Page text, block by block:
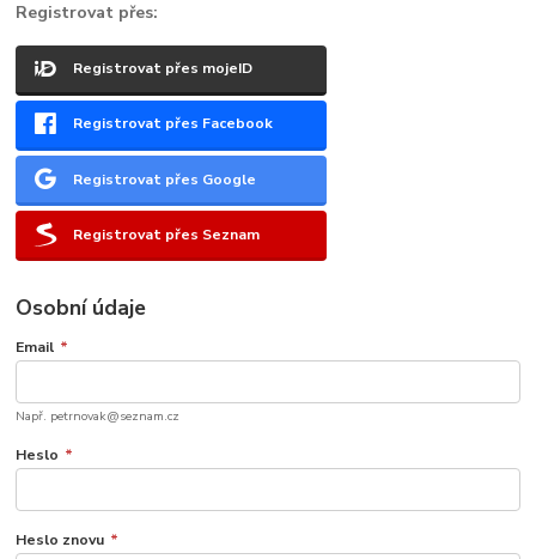
Registrovat přes:
Registrovat přes mojeID
Registrovat přes Facebook
Registrovat přes Google
Registrovat přes Seznam
Osobní údaje
Email *
Např. petrnovak@seznam.cz
Heslo *
Heslo znovu *